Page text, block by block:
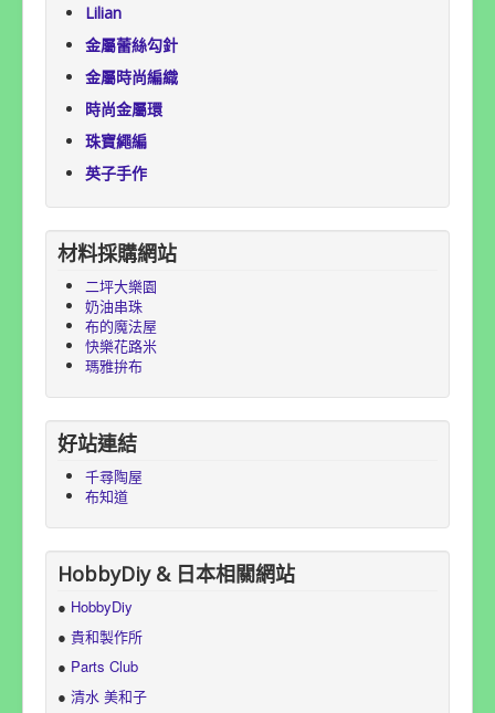
Lilian
金屬蕾絲勾針
金屬時尚編織
時尚金屬環
珠寶繩編
英子手作
材料採購網站
二坪大樂園
奶油串珠
布的魔法屋
快樂花路米
瑪雅拚布
好站連結
千尋陶屋
布知道
HobbyDiy & 日本相關網站
● HobbyDiy
● 貴和製作所
● Parts Club
● 清水 美和子